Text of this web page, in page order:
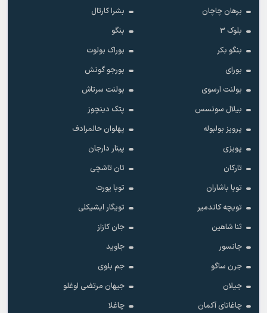
برهان چاچان
بشرا کارتال
بلوک 3
بنگو
بنگو بکر
بوراک بولوت
بورای
بورجو گونش
بولنت ارسوی
بولنت سرتاش
بیلال سونسس
پتک دینچوز
پرویز بولبوله
پهلوان حالمرادف
پویزی
پینار دارجان
تارکان
تان تاشچی
توبا باشاران
توبا یورت
تویچه کاندمیر
تویگار ایشیکلی
ثنا شاهین
جان کازاز
جانسور
جاوید
جرن ساگو
جم بلوی
جیلان
جیهان مرتضی اوغلو
چاغاتای آکمان
چاغلا